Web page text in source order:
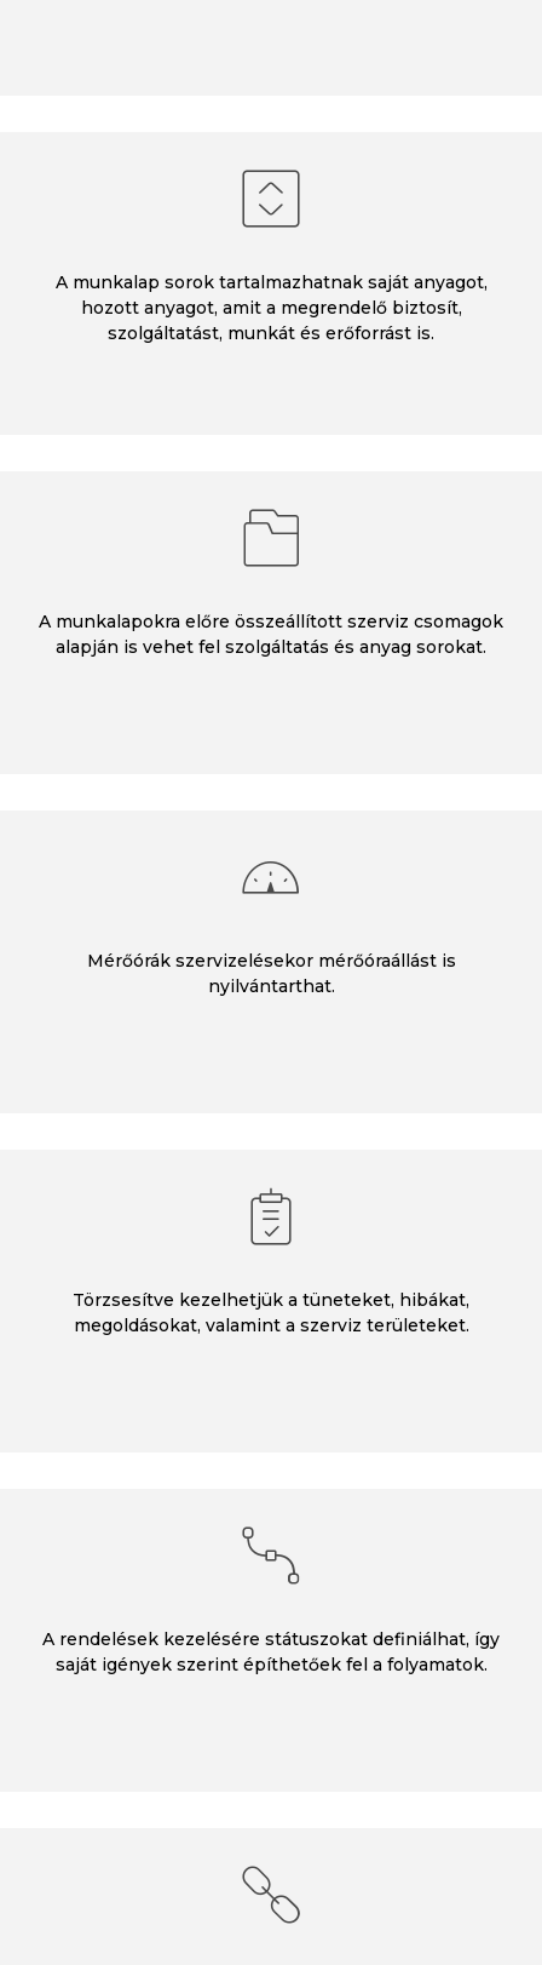
A munkalap sorok tartalmazhatnak saját anyagot,
hozott anyagot, amit a megrendelő biztosít,
szolgáltatást, munkát és erőforrást is.
A munkalapokra előre összeállított szerviz csomagok
alapján is vehet fel szolgáltatás és anyag sorokat.
Mérőórák szervizelésekor mérőóraállást is
nyilvántarthat.
Törzsesítve kezelhetjük a tüneteket, hibákat,
megoldásokat, valamint a szerviz területeket.
A rendelések kezelésére státuszokat definiálhat, így
saját igények szerint építhetőek fel a folyamatok.